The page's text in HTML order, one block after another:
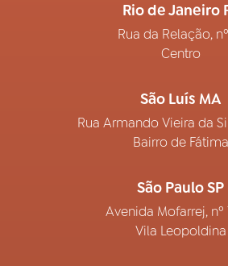
Rio de Janeiro
Rua da Relação,
Centro
São Luís MA
Rua Armando Vieira da
Bairro de Fátima
São Paulo SP
Avenida Mofarrej, nº
Vila Leopoldina